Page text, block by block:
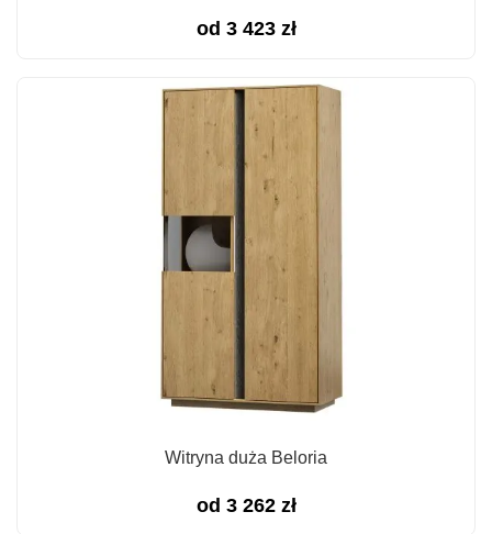
od 3 423 zł
Witryna duża Beloria
od 3 262 zł